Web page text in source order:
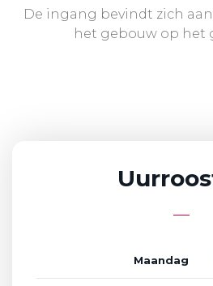
De ingang bevindt zich
het gebouw op het
Maandag